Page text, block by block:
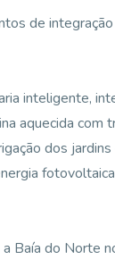
de integração
inteligente,
aquecida com
dos
Baía do Norte